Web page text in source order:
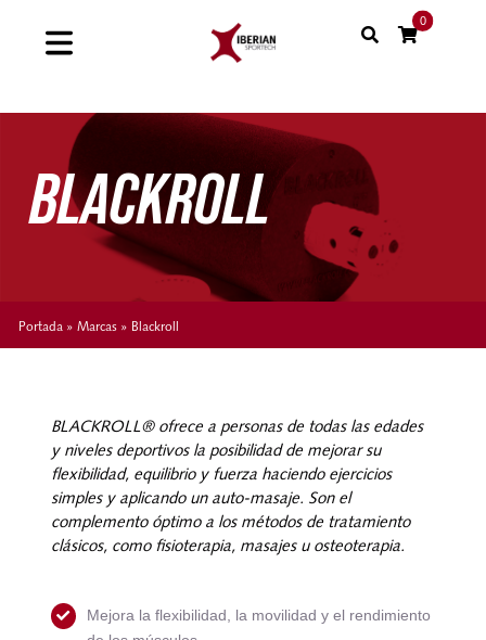
Toggle
Shop
Soluciones
Sinergias
Nosotros
Contacto
Mi cuenta
0
BLACKROLL
Portada »Marcas » Blackroll
BLACKROLL® ofrece a personas de todas las edades
y niveles deportivos la posibilidad de mejorar su
flexibilidad, equilibrio y fuerza haciendo ejercicios
simples y aplicando un auto-masaje. Son el
complemento óptimo a los métodos de tratamiento
clásicos, como fisioterapia, masajes u osteoterapia.
Mejora la flexibilidad, la movilidad y el rendimiento